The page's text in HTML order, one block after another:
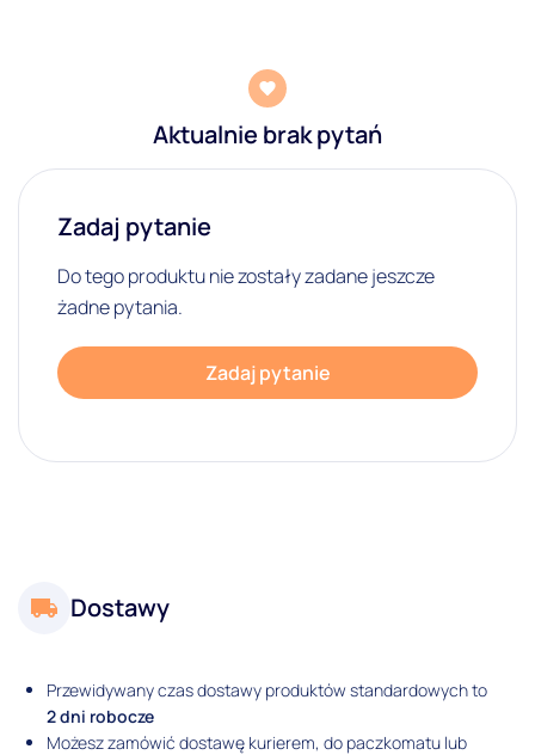
Aktualnie brak pytań
Zadaj pytanie
Do tego produktu nie zostały zadane jeszcze
żadne pytania.
Zadaj pytanie
Dostawy
Przewidywany czas dostawy produktów standardowych to
2 dni robocze
Możesz zamówić dostawę kurierem, do paczkomatu lub